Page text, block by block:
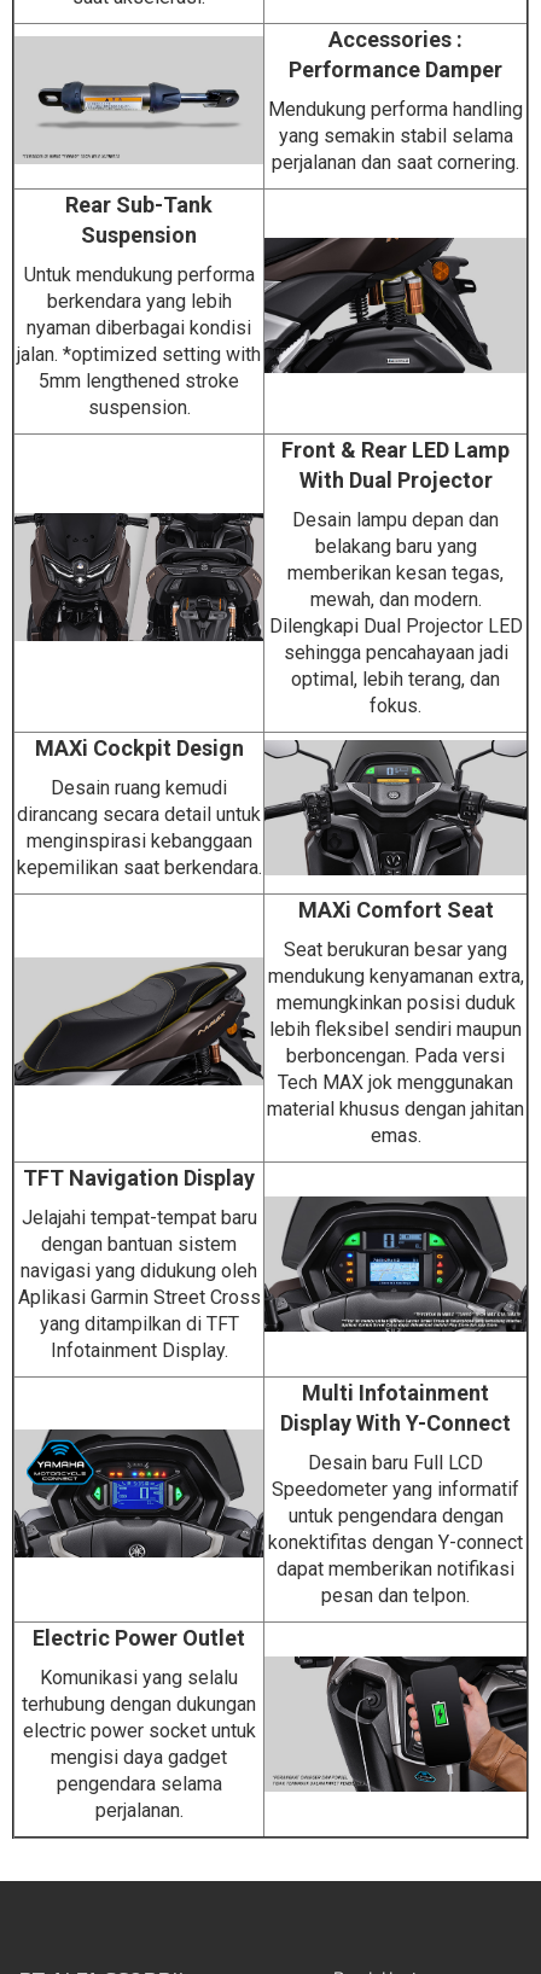
Accessories :
Performance Damper
Mendukung performa handling
yang semakin stabil selama
perjalanan dan saat cornering.
Rear Sub-Tank
Suspension
Untuk mendukung performa
berkendara yang lebih
nyaman diberbagai kondisi
jalan. *optimized setting with
5mm lengthened stroke
suspension.
Front & Rear LED Lamp
With Dual Projector
Desain lampu depan dan
belakang baru yang
memberikan kesan tegas,
mewah, dan modern.
Dilengkapi Dual Projector LED
sehingga pencahayaan jadi
optimal, lebih terang, dan
fokus.
MAXi Cockpit Design
Desain ruang kemudi
dirancang secara detail untuk
menginspirasi kebanggaan
kepemilikan saat berkendara.
MAXi Comfort Seat
Seat berukuran besar yang
mendukung kenyamanan extra,
memungkinkan posisi duduk
lebih fleksibel sendiri maupun
berboncengan. Pada versi
Tech MAX jok menggunakan
material khusus dengan jahitan
emas.
TFT Navigation Display
Jelajahi tempat-tempat baru
dengan bantuan sistem
navigasi yang didukung oleh
Aplikasi Garmin Street Cross
yang ditampilkan di TFT
Infotainment Display.
Multi Infotainment
Display With Y-Connect
Desain baru Full LCD
Speedometer yang informatif
untuk pengendara dengan
konektifitas dengan Y-connect
dapat memberikan notifikasi
pesan dan telpon.
Electric Power Outlet
Komunikasi yang selalu
terhubung dengan dukungan
electric power socket untuk
mengisi daya gadget
pengendara selama
perjalanan.